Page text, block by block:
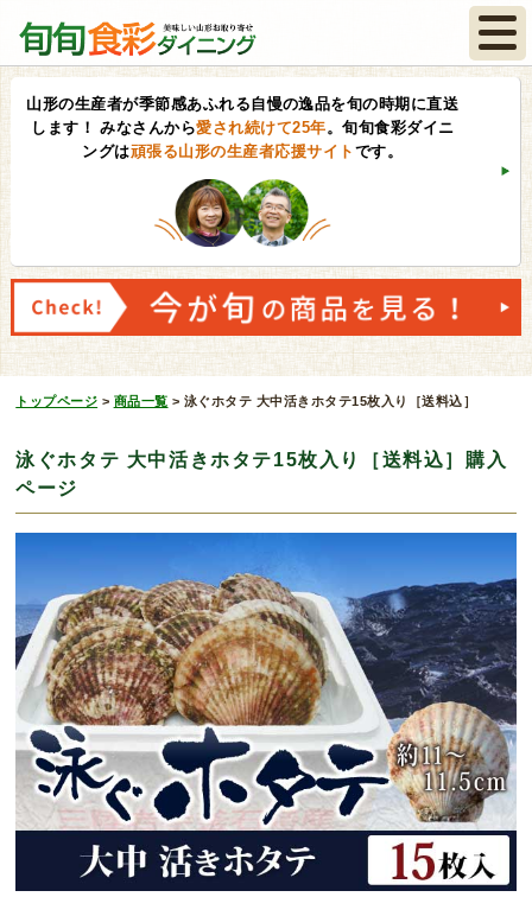
山形の生産者が季節感あふれる自慢の逸品を旬の時期に直送
します！ みなさんから愛され続けて25年。旬旬食彩ダイニ
ングは頑張る山形の生産者応援サイト です。
トップページ > 商品一覧 > 泳ぐホタテ 大中活きホタテ15枚入り［送料込］
泳ぐホタテ 大中活きホタテ15枚入り［送料込］購入
ページ